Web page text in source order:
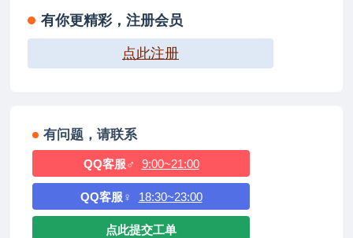
有你更精彩，注册会员
点此注册
有问题，请联系
QQ客服♂ 9:00~21:00
QQ客服♀ 18:30~23:00
点此提交工单